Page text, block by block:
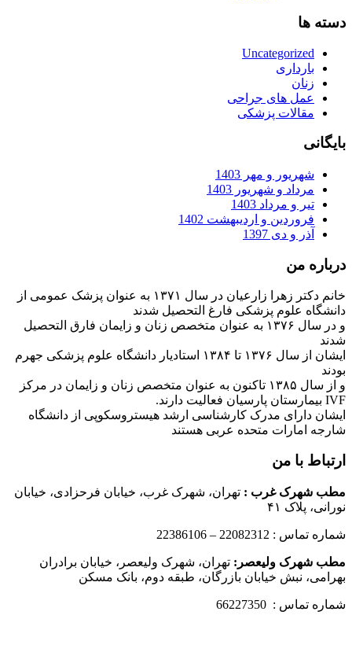
دسته ها
Uncategorized
بارداری
زنان
عمل های جراحی
مقالات پزشکی
بایگانی
شهریور و مهر 1403
مرداد و شهریور 1403
تیر و مرداد 1403
فروردین و اردیبهشت 1402
آذر و دی 1397
درباره من
خانم دکتر زهرا زارعیان در سال ۱۳۷۱ به عنوان پزشک عمومی از
دانشگاه علوم پزشکی فارغ التحصیل شدند
و در سال ۱۳۷۶ به عنوان متخصص زنان و زایمان فارق التحصیل
شدند
ایشان از سال ۱۳۷۶ تا ۱۳۸۴ استادیار دانشگاه علوم پزشکی جهرم
بودند
و از سال ۱۳۸۵ تاکنون به عنوان متخصص زنان و زایمان در مرکز
IVF بیمارستان پارسیان فعالیت دارند.
ایشان دارای مدرک کارشناسی ارشد هیستروسکوپی از دانشگاه
شارجه امارات متحده عربی هستند
ارتباط با من
مطب شهرک غرب : تهران، شهرک غرب، خیابان فرحزادی، خیابان
نورانی، پلاک ۴۱
شماره تماس : 22082312 – 22386106
مطب شهرک ولیعصر: تهران، شهرک ولیعصر، خیابان برادران
بهرامی، نبش خیابان بازرگان، طبقه دوم، بانک مسکن
شماره تماس : 66227350